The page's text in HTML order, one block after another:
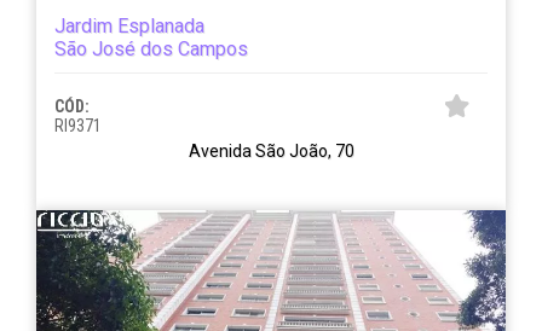
Jardim Esplanada
São José dos Campos
CÓD:
RI9371
Avenida São João, 70